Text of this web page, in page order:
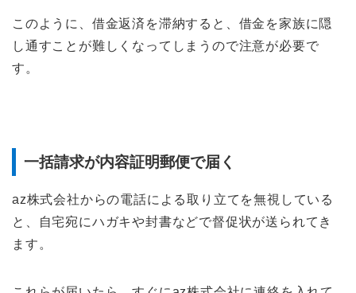
このように、借金返済を滞納すると、借金を家族に隠
し通すことが難しくなってしまうので注意が必要で
す。
一括請求が内容証明郵便で届く
az株式会社からの電話による取り立てを無視している
と、自宅宛にハガキや封書などで督促状が送られてき
ます。